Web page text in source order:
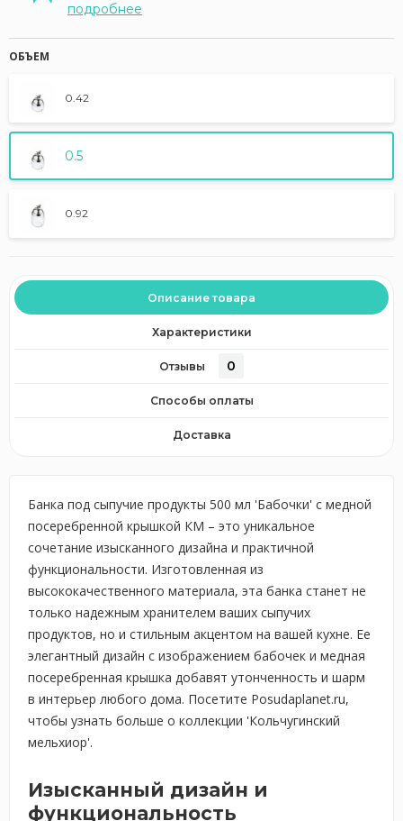
подробнее
ОБЪЕМ
0.42
0.5
0.92
Описание товара
Характеристики
Отзывы 0
Способы оплаты
Доставка
Банка под сыпучие продукты 500 мл 'Бабочки' с медной
посеребренной крышкой КМ – это уникальное
сочетание изысканного дизайна и практичной
функциональности. Изготовленная из
высококачественного материала, эта банка станет не
только надежным хранителем ваших сыпучих
продуктов, но и стильным акцентом на вашей кухне. Ее
элегантный дизайн с изображением бабочек и медная
посеребренная крышка добавят утонченность и шарм
в интерьер любого дома. Посетите Posudaplanet.ru,
чтобы узнать больше о коллекции 'Кольчугинский
мельхиор'.
Изысканный дизайн и
функциональность